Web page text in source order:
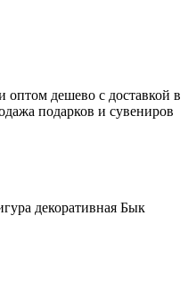
оптом дешево с доставкой в
подарков и сувениров
декоративная Бык